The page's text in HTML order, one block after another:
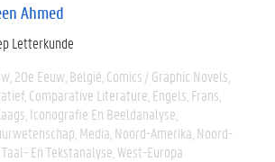
Ahmed
Letterkunde
20e Eeuw België Comics / Graphic Novels
Comparative Literature Engels Frans
Iconografie En Beeldanalyse
Media Noord-Amerika Noord-
Taal- En Tekstanalyse West-Europa